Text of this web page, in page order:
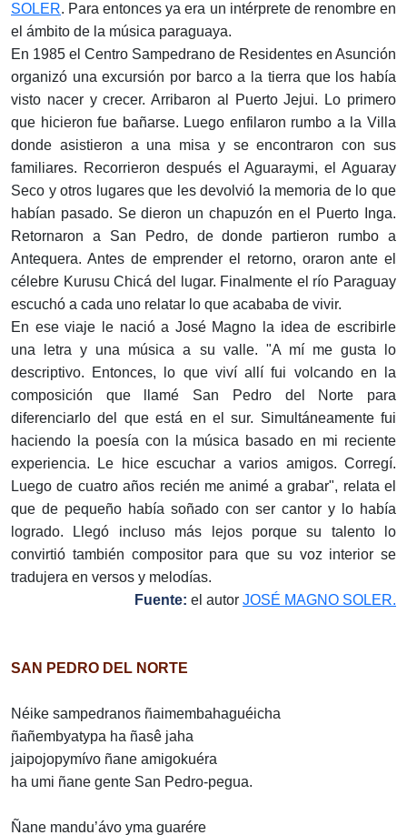
SOLER. Para entonces ya era un intérprete de renombre en
el ámbito de la música paraguaya.
En 1985 el Centro Sampedrano de Residentes en Asunción
organizó una excursión por barco a la tierra que los había
visto nacer y crecer. Arribaron al Puerto Jejui. Lo primero
que hicieron fue bañarse. Luego enfilaron rumbo a la Villa
donde asistieron a una misa y se encontraron con sus
familiares. Recorrieron después el Aguaraymi, el Aguaray
Seco y otros lugares que les devolvió la memoria de lo que
habían pasado. Se dieron un chapuzón en el Puerto Inga.
Retornaron a San Pedro, de donde partieron rumbo a
Antequera. Antes de emprender el retorno, oraron ante el
célebre Kurusu Chicá del lugar. Finalmente el río Paraguay
escuchó a cada uno relatar lo que acababa de vivir.
En ese viaje le nació a José Magno la idea de escribirle
una letra y una música a su valle. "A mí me gusta lo
descriptivo. Entonces, lo que viví allí fui volcando en la
composición que llamé San Pedro del Norte para
diferenciarlo del que está en el sur. Simultáneamente fui
haciendo la poesía con la música basado en mi reciente
experiencia. Le hice escuchar a varios amigos. Corregí.
Luego de cuatro años recién me animé a grabar", relata el
que de pequeño había soñado con ser cantor y lo había
logrado. Llegó incluso más lejos porque su talento lo
convirtió también compositor para que su voz interior se
tradujera en versos y melodías.
Fuente: el autor JOSÉ MAGNO SOLER.
SAN PEDRO DEL NORTE
Néike sampedranos ñaimembahaguéicha
ñañembyatypa ha ñasê jaha
jaipojopymívo ñane amigokuéra
ha umi ñane gente San Pedro-pegua.
Ñane mandu’ávo yma guarére